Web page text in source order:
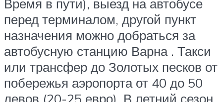
Время в пути), выезд на автобусе
перед терминалом, другой пункт
назначения можно добраться за
автобусную станцию Варна . Такси
или трансфер до Золотых песков от
побережья аэропорта от 40 до 50
левов (20-25 евро). В летний сезон